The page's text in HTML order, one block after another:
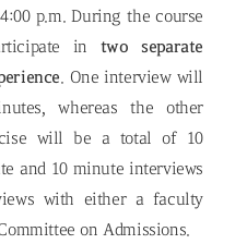
p.m. During the course
in two separate
. One interview will
whereas the other
will be a total of 10
and 10 minute interviews
with either a faculty
on Admissions.